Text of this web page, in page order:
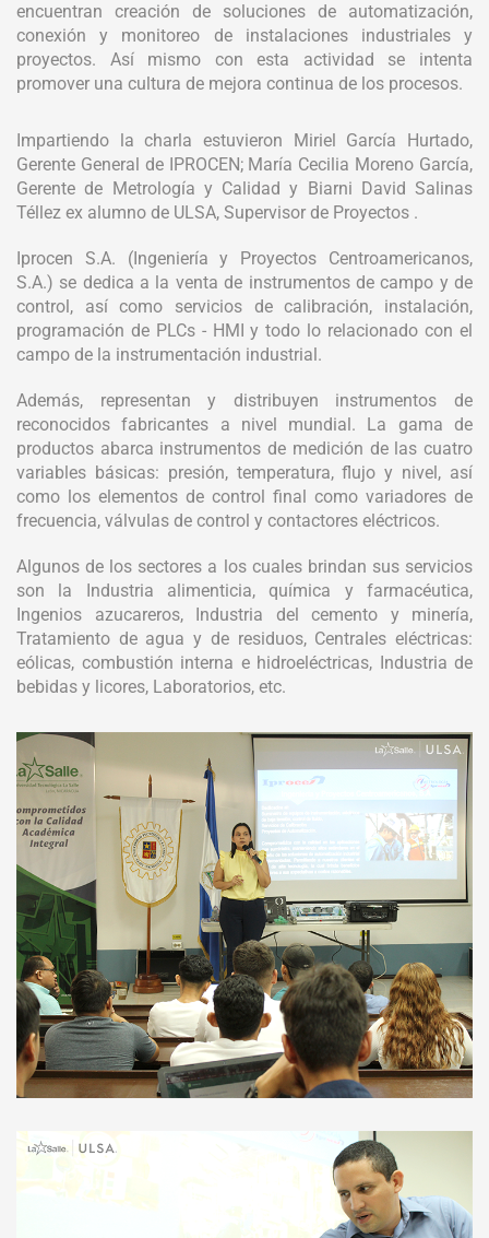
encuentran creación de soluciones de automatización,
conexión y monitoreo de instalaciones industriales y
proyectos. Así mismo con esta actividad se intenta
promover una cultura de mejora continua de los procesos.
Impartiendo la charla estuvieron Miriel García Hurtado,
Gerente General de IPROCEN; María Cecilia Moreno García,
Gerente de Metrología y Calidad y Biarni David Salinas
Téllez ex alumno de ULSA, Supervisor de Proyectos .
Iprocen S.A. (Ingeniería y Proyectos Centroamericanos,
S.A.) se dedica a la venta de instrumentos de campo y de
control, así como servicios de calibración, instalación,
programación de PLCs - HMI y todo lo relacionado con el
campo de la instrumentación industrial.
Además, representan y distribuyen instrumentos de
reconocidos fabricantes a nivel mundial. La gama de
productos abarca instrumentos de medición de las cuatro
variables básicas: presión, temperatura, flujo y nivel, así
como los elementos de control final como variadores de
frecuencia, válvulas de control y contactores eléctricos.
Algunos de los sectores a los cuales brindan sus servicios
son la Industria alimenticia, química y farmacéutica,
Ingenios azucareros, Industria del cemento y minería,
Tratamiento de agua y de residuos, Centrales eléctricas:
eólicas, combustión interna e hidroeléctricas, Industria de
bebidas y licores, Laboratorios, etc.